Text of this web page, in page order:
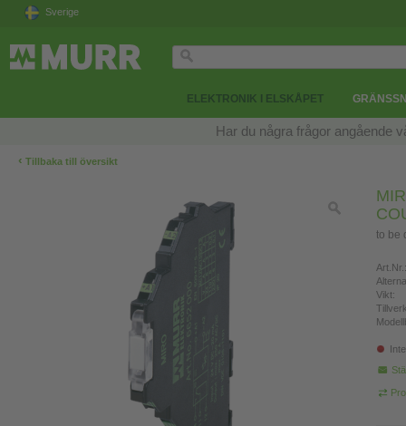
Sverige
ELEKTRONIK I ELSKÅPET
Har du några frågor angående
‹ Tillbaka till översikt
to be
Art.Nr.:
Vikt: